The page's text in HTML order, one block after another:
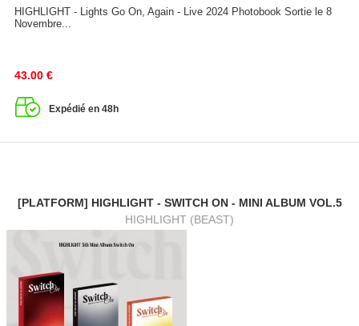
HIGHLIGHT - Lights Go On, Again - Live 2024 Photobook Sortie le 8
Novembre...
43.00 €
Expédié en 48h
[PLATFORM] HIGHLIGHT - SWITCH ON - MINI ALBUM VOL.5
HIGHLIGHT (BEAST)